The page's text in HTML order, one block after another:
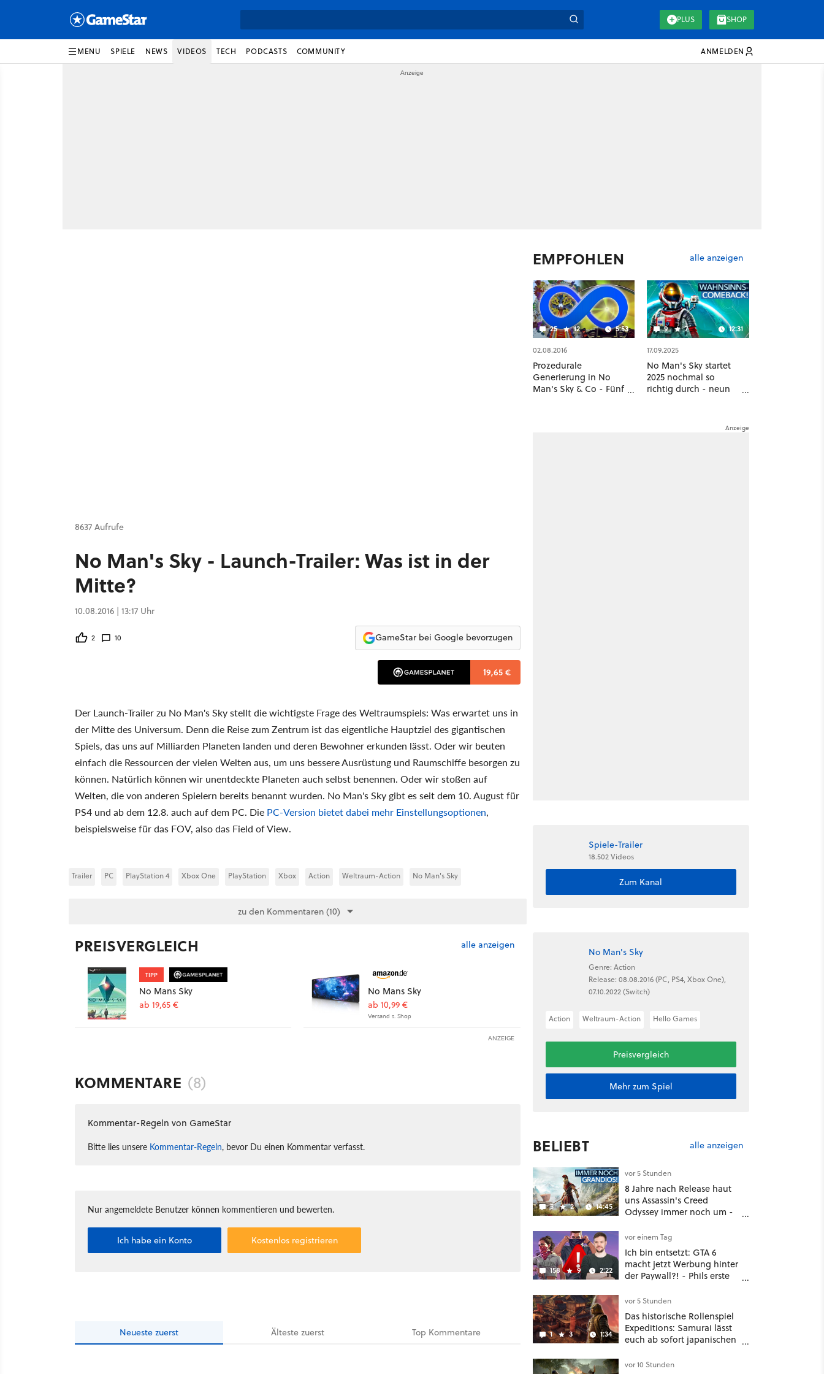
PLUS SHOP
MENU SPIELE NEWS VIDEOS TECH PODCASTS COMMUNITY ANMELDEN
8637 Aufrufe
No Man's Sky - Launch-Trailer: Was ist in der
Mitte?
10.08.2016 | 13:17 Uhr
2 10 GameStar bei Google bevorzugen
19,65 €
Der Launch-Trailer zu No Man's Sky stellt die wichtigste Frage des Weltraumspiels: Was erwartet uns in
der Mitte des Universum. Denn die Reise zum Zentrum ist das eigentliche Hauptziel des gigantischen
Spiels, das uns auf Milliarden Planeten landen und deren Bewohner erkunden lässt. Oder wir beuten
einfach die Ressourcen der vielen Welten aus, um uns bessere Ausrüstung und Raumschiffe besorgen zu
können. Natürlich können wir unentdeckte Planeten auch selbst benennen. Oder wir stoßen auf
Welten, die von anderen Spielern bereits benannt wurden. No Man's Sky gibt es seit dem 10. August für
PS4 und ab dem 12.8. auch auf dem PC. Die PC-Version bietet dabei mehr Einstellungsoptionen,
beispielsweise für das FOV, also das Field of View.
Trailer PC PlayStation 4 Xbox One PlayStation Xbox Action Weltraum-Action No Man's Sky
zu den Kommentaren (10)
PREISVERGLEICH alle anzeigen
TIPP
No Mans Sky
ab 19,65 €
No Mans Sky
ab 10,99 €
Versand s. Shop
ANZEIGE
KOMMENTARE (8)
Kommentar-Regeln von GameStar
Bitte lies unsere Kommentar-Regeln, bevor Du einen Kommentar verfasst.
Nur angemeldete Benutzer können kommentieren und bewerten.
Ich habe ein Konto Kostenlos registrieren
Neueste zuerst Ältestezuerst Top Kommentare
EMPFOHLEN alle anzeigen
25 12 5:53
02.08.2016
Prozedurale
Generierung in No
Man's Sky & Co - Fünf
9 7 12:31
17.09.2025
No Man's Sky startet
2025 nochmal so
richtig durch - neun
Spiele-Trailer
18.502 Videos
Zum Kanal
No Man's Sky
Genre: Action
Release: 08.08.2016 (PC, PS4, Xbox One),
07.10.2022 (Switch)
Action Weltraum-Action Hello Games
Preisvergleich
Mehr zum Spiel
BELIEBT alle anzeigen
5 2 14:45
vor 5 Stunden
8 Jahre nach Release haut
uns Assassin's Creed
Odyssey immer noch um -
158 9 2:22
vor einem Tag
Ich bin entsetzt: GTA 6
macht jetzt Werbung hinter
der Paywall?! - Phils erste
Deal
1 3 1:34
vor 5 Stunden
Das historische Rollenspiel
Expeditions: Samurai lässt
euch ab sofort japanischen
wahlweise mit Gewalt oder
vor 10 Stunden